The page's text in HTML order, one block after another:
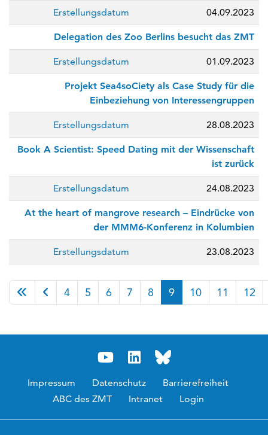
Erstellungsdatum 04.09.2023
Delegation des Zoo Berlins besucht das ZMT
Erstellungsdatum 01.09.2023
Projekt Sea4soCiety als Case Study für die
Einbeziehung von Interessengruppen
Erstellungsdatum 28.08.2023
Book A Scientist: Speed Dating mit der Wissenschaft
ist zurück
Erstellungsdatum 24.08.2023
At the heart of mangrove research – Eindrücke von
der MMM6-Konferenz in Kolumbien
Erstellungsdatum 23.08.2023
Seite 9 von 38
4 5 6 7 8 9 10 11 12
Impressum Datenschutz
Barrierefreiheit
ABC des ZMT
Intranet Login